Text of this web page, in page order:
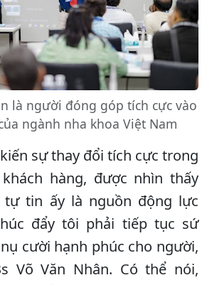
là người đóng góp tích cực vào
ngành nha khoa Việt Nam
sự thay đổi tích cực trong
hàng, được nhìn thấy
tin ấy là nguồn động lực
đẩy tôi phải tiếp tục sứ
cười hạnh phúc cho người,
Võ Văn Nhân. Có thể nói,